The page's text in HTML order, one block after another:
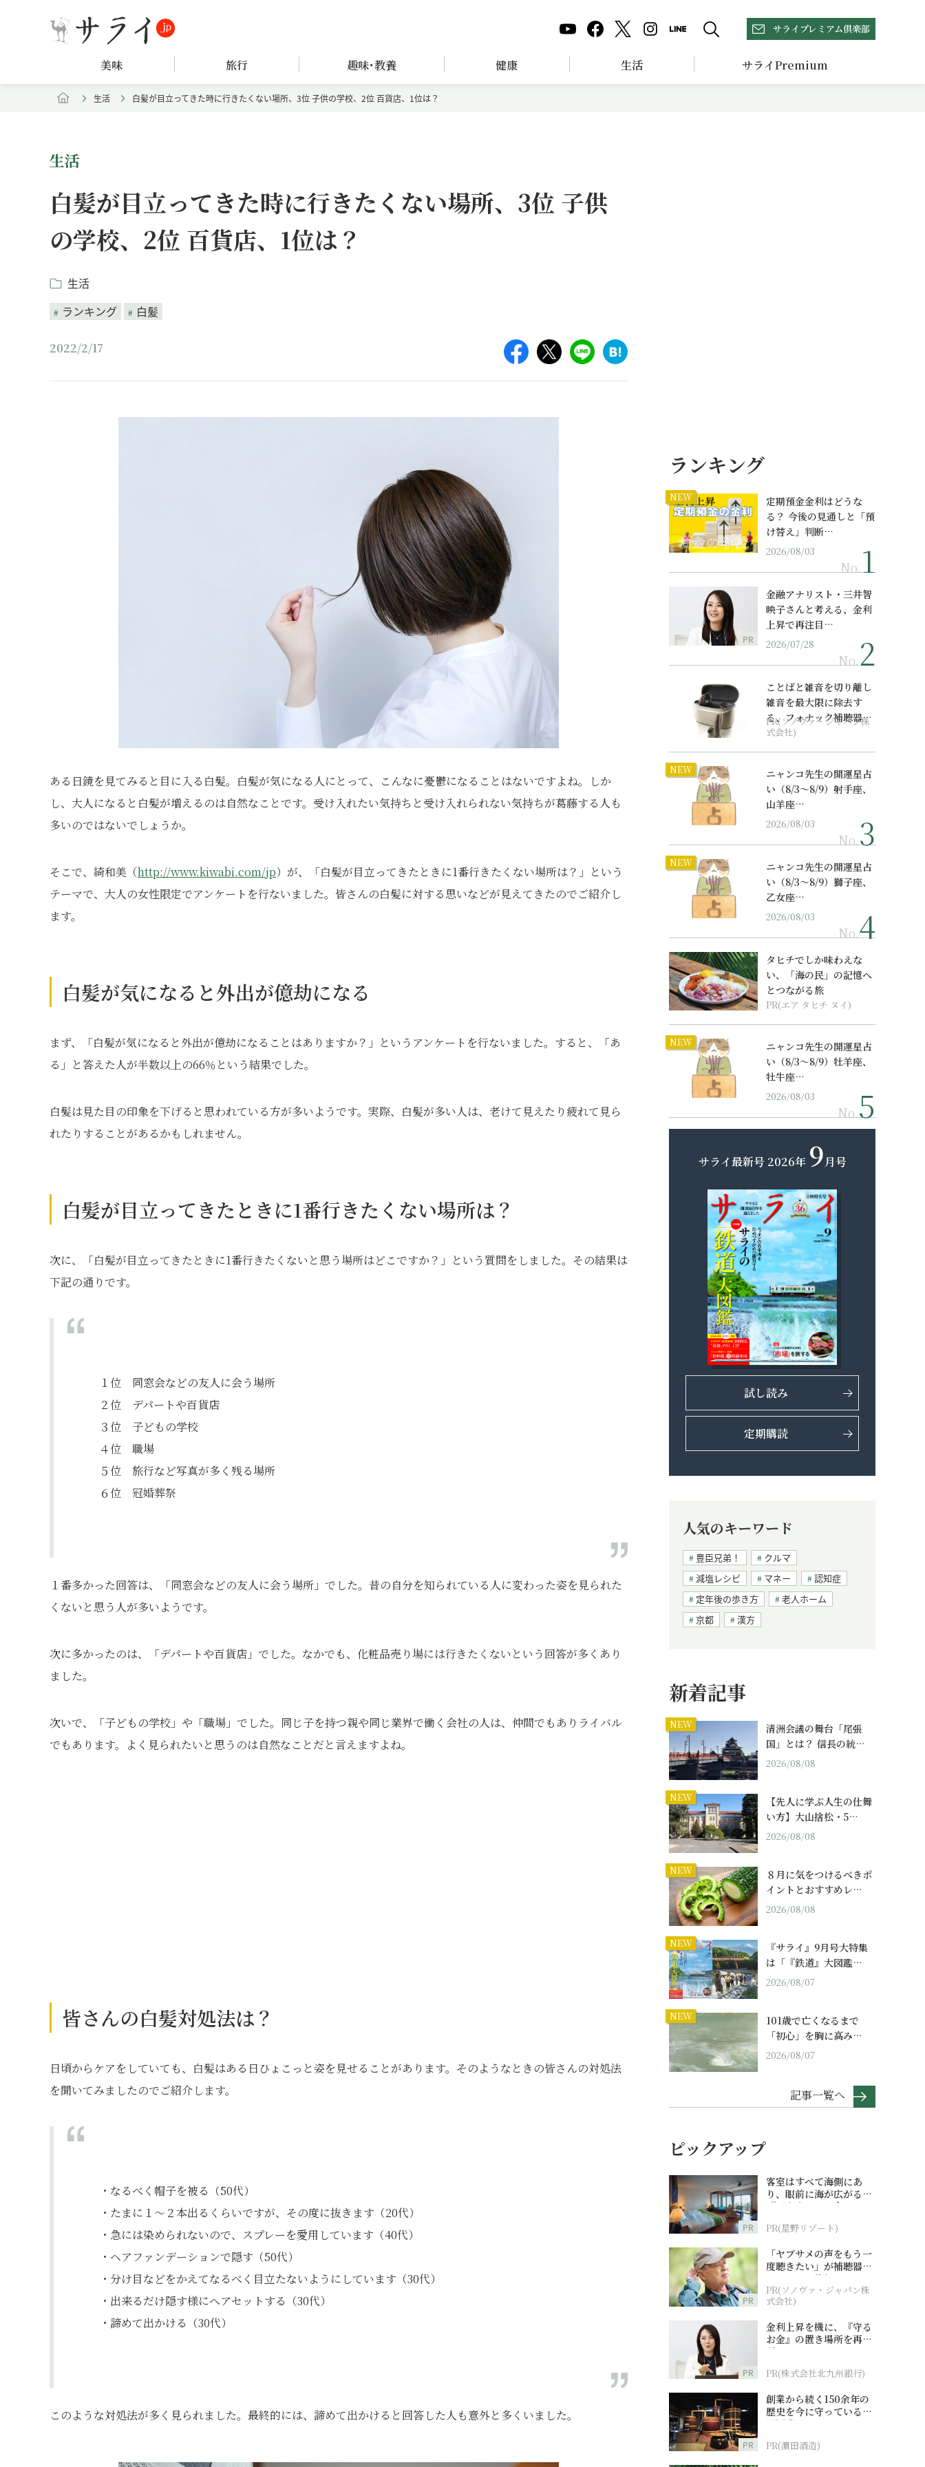
サライプレミアム倶楽部
美味 旅行 趣味･教養 健康 生活 サライPremium
生活 白髪が目立ってきた時に行きたくない場所、3位 子供の学校、2位 百貨店、1位は？
生活
白髪が目立ってきた時に行きたくない場所、3位 子供
の学校、2位 百貨店、1位は？
生活
ランキング
白髪
2022/2/17
ある日鏡を見てみると目に入る白髪。白髪が気になる人にとって、こんなに憂鬱になることはないですよね。しか
し、大人になると白髪が増えるのは自然なことです。受け入れたい気持ちと受け入れられない気持ちが葛藤する人も
多いのではないでしょうか。
そこで、綺和美（http://www.kiwabi.com/jp）が、「白髪が目立ってきたときに1番行きたくない場所は？」という
テーマで、大人の女性限定でアンケートを行ないました。皆さんの白髪に対する思いなどが見えてきたのでご紹介し
ます。
白髪が気になると外出が億劫になる
まず、「白髪が気になると外出が億劫になることはありますか？」というアンケートを行ないました。すると、「あ
る」と答えた人が半数以上の66％という結果でした。
白髪は見た目の印象を下げると思われている方が多いようです。実際、白髪が多い人は、老けて見えたり疲れて見ら
れたりすることがあるかもしれません。
白髪が目立ってきたときに1番行きたくない場所は？
次に、「白髪が目立ってきたときに1番行きたくないと思う場所はどこですか？」という質問をしました。その結果は
下記の通りです。
１位 同窓会などの友人に会う場所
２位 デパートや百貨店
３位 子どもの学校
４位 職場
５位 旅行など写真が多く残る場所
６位 冠婚葬祭
１番多かった回答は、「同窓会などの友人に会う場所」でした。昔の自分を知られている人に変わった姿を見られた
くないと思う人が多いようです。
次に多かったのは、「デパートや百貨店」でした。なかでも、化粧品売り場には行きたくないという回答が多くあり
ました。
次いで、「子どもの学校」や「職場」でした。同じ子を持つ親や同じ業界で働く会社の人は、仲間でもありライバル
でもあります。よく見られたいと思うのは自然なことだと言えますよね。
皆さんの白髪対処法は？
日頃からケアをしていても、白髪はある日ひょこっと姿を見せることがあります。そのようなときの皆さんの対処法
を聞いてみましたのでご紹介します。
・なるべく帽子を被る（50代）
・たまに１～２本出るくらいですが、その度に抜きます（20代）
・急には染められないので、スプレーを愛用しています（40代）
・ヘアファンデーションで隠す（50代）
・分け目などをかえてなるべく目立たないようにしています（30代）
・出来るだけ隠す様にヘアセットする（30代）
・諦めて出かける（30代）
このような対処法が多く見られました。最終的には、諦めて出かけると回答した人も意外と多くいました。
ランキング
NEW
定期預金金利はどうな
る？ 今後の見通しと「預
け替え」判断…
2026/08/03
No.
PR
金融アナリスト・三井智
映子さんと考える、金利
上昇で再注目…
2026/07/28
No.
ことばと雑音を切り離し
雑音を最大限に除去す
る、フォナック補聴器の
最上位モデル
PR(ソノヴァ・ジャパン株
式会社)
NEW
ニャンコ先生の開運星占
い（8/3～8/9）射手座、
山羊座…
2026/08/03
No.
NEW
ニャンコ先生の開運星占
い（8/3～8/9）獅子座、
乙女座…
2026/08/03
No.
タヒチでしか味わえな
い、「海の民」の記憶へ
とつながる旅
PR(エア タヒチ ヌイ)
NEW
ニャンコ先生の開運星占
い（8/3～8/9）牡羊座、
牡牛座…
2026/08/03
No.
サライ最新号 2026年 9月号
試し読み
定期購読
人気のキーワード
豊臣兄弟！
クルマ
減塩レシピ
マネー
認知症
定年後の歩き方
老人ホーム
京都
漢方
新着記事
NEW
清洲会議の舞台「尾張
国」とは？ 信長の統…
2026/08/08
NEW
【先人に学ぶ人生の仕舞
い方】大山捨松・5…
2026/08/08
NEW
８月に気をつけるべきポ
イントとおすすめレ…
2026/08/08
NEW
『サライ』9月号大特集
は「『鉄道』大図鑑…
2026/08/07
NEW
101歳で亡くなるまで
「初心」を胸に高み…
2026/08/07
記事一覧へ
ピックアップ
PR
客室はすべて海側にあ
り、眼前に海が広がる
『西表島ホテル by 星野
PR(星野リゾート)
PR
「ヤブサメの声をもう一
度聴きたい」が補聴器チ
ャレンジの後押しに
PR(ソノヴァ・ジャパン株
式会社)
PR
金利上昇を機に、『守る
お金』の置き場所を再検
討
PR(株式会社北九州銀行)
PR
創業から続く150余年の
歴史を今に守っている濵
田酒造
PR(濵田酒造)